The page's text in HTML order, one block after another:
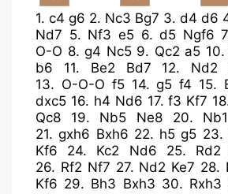
1. c4 g6 2. Nc3 Bg7 3. d4 d6
Nd7 5. Nf3 e5 6.d5 Ngf6
O-O 8. g4 Nc5 9. Qc2 a5 10.
b6
11. Be2 Bd7 12. Nd2
13. O-O-O f5 14.g5 f4 15.
dxc5 16. h4 Nd6 17.f3 Kf7
Qc8
19. Nb5 Ne8 20. Nb1
21.gxh6 Bxh6 22. h5 g5 23.
Kf6
24. Kc2 Nd6 25. Rd2
26. Rf2 Nf7 27. Nd2 Ke7 28.
Kf6 29. Bh3 Bxh3 30. Rxh3